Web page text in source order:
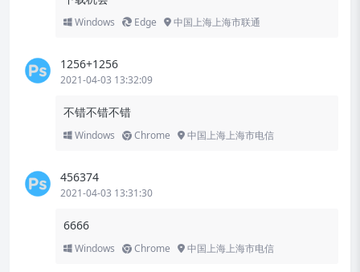
Windows Edge 中国上海上海市联通
1256+1256
2021-04-03 13:32:09
不错不错不错
Windows Chrome 中国上海上海市电信
456374
2021-04-03 13:31:30
6666
Windows Chrome 中国上海上海市电信